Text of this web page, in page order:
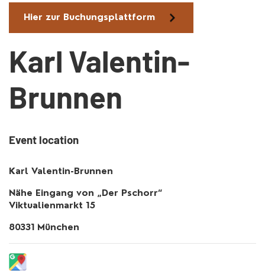
Hier zur Buchungsplattform
Karl Valentin-
Brunnen
Event location
Karl Valentin-Brunnen
Nähe Eingang von „Der Pschorr“
Viktualienmarkt 15
80331 München